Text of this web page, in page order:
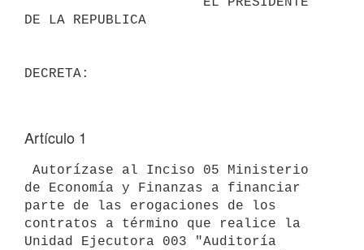
DE LA REPUBLICA
Artículo 1
de Economía y Finanzas a financiar
parte de las erogaciones de los
contratos a término que realice la
Unidad Ejecutora 003 "Auditoría